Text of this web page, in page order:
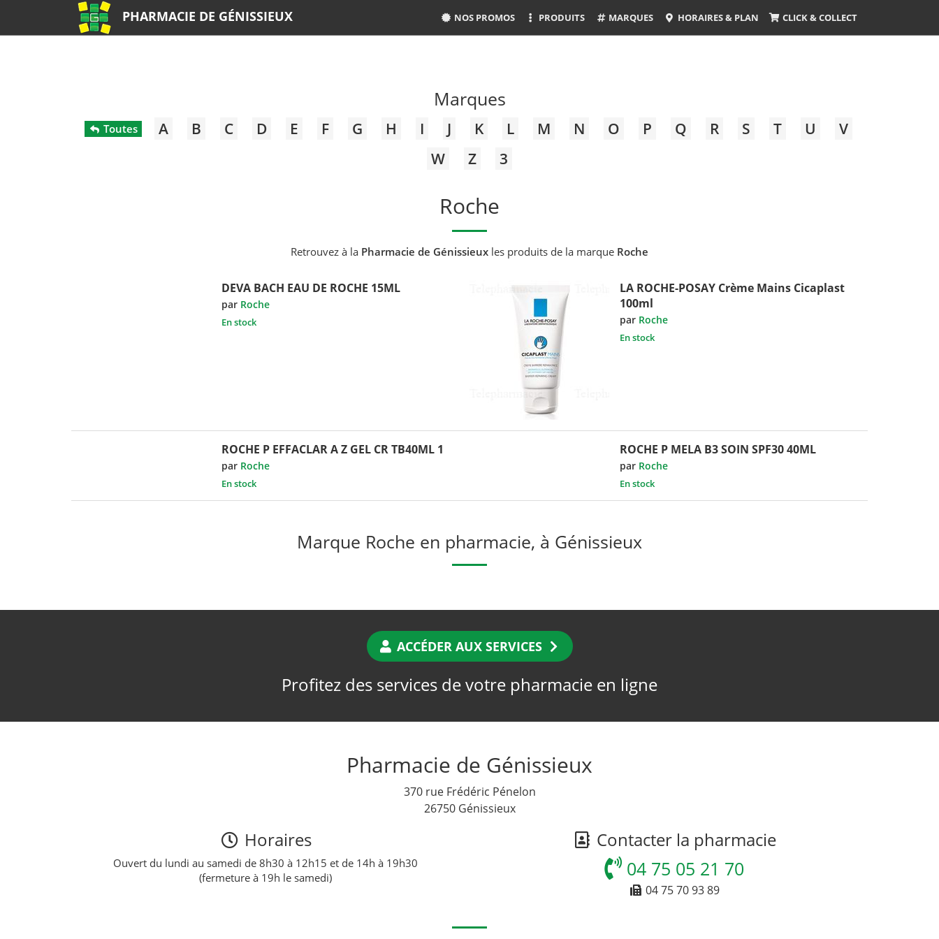
PHARMACIE DE GÉNISSIEUX NOS PROMOS PRODUITS MARQUES HORAIRES & PLAN CLICK & COLLECT
Marques
Toutes A B C D E F G H I J K L M N O P Q R S T U
V
W
Z 3
Roche
Retrouvez à la Pharmacie de Génissieux les produits de la marque Roche
DEVA BACH EAU DE ROCHE 15ML
par Roche
En stock
LA ROCHE-POSAY Crème Mains Cicaplast
100ml
par Roche
En stock
ROCHE P EFFACLAR A Z GEL CR TB40ML 1
par Roche
En stock
ROCHE P MELA B3 SOIN SPF30 40ML
par Roche
En stock
Marque Roche en pharmacie, à Génissieux
ACCÉDER AUX SERVICES
Profitez des services de votre pharmacie en ligne
Pharmacie de Génissieux
370 rue Frédéric Pénelon
26750 Génissieux
Horaires
Ouvert du lundi au samedi de 8h30 à 12h15 et de 14h à 19h30
(fermeture à 19h le samedi)
Contacter la pharmacie
04 75 05 21 70
04 75 70 93 89